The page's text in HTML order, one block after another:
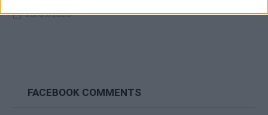
23/09/2025
FACEBOOK COMMENTS